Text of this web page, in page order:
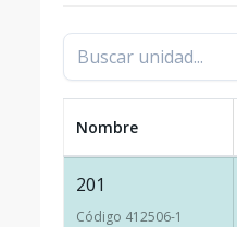
Nombre
201
Código 412506-1